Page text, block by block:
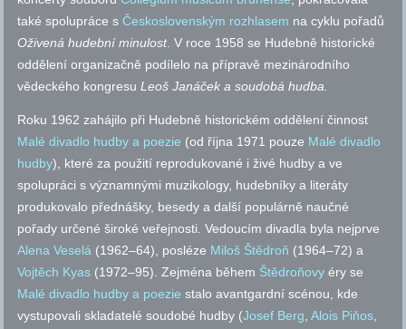
také spolupráce sČeskoslovenským rozhlasem na cyklu pořadů
Oživená hudební minulost. V roce 1958 se Hudebně historické
oddělení organizačně podílelo na přípravě mezinárodního
vědeckého kongresuLeoš Janáček a soudobá hudba.
Roku 1962 zahájilo při Hudebně historickém oddělení činnost
Malé divadlo hudby a poezie (od října 1971 pouze Malé divadlo
hudby), které za použití reprodukované i živé hudby a ve
spolupráci s významnými muzikology, hudebníky a literáty
produkovalo přednášky, besedy a další populárně naučné
pořady určené široké veřejnosti. Vedoucím divadla byla nejprve
Alena Veselá (1962–64), posléze Miloš Štědroň (1964–72) a
Vojtěch Kyas (1972–95). Zejména během Štědroňovyéry se
Malé divadlo hudby a poezie stalo avantgardní scénou, kde
vystupovali skladatelé soudobé hudby (Josef Berg,Alois Piňos,